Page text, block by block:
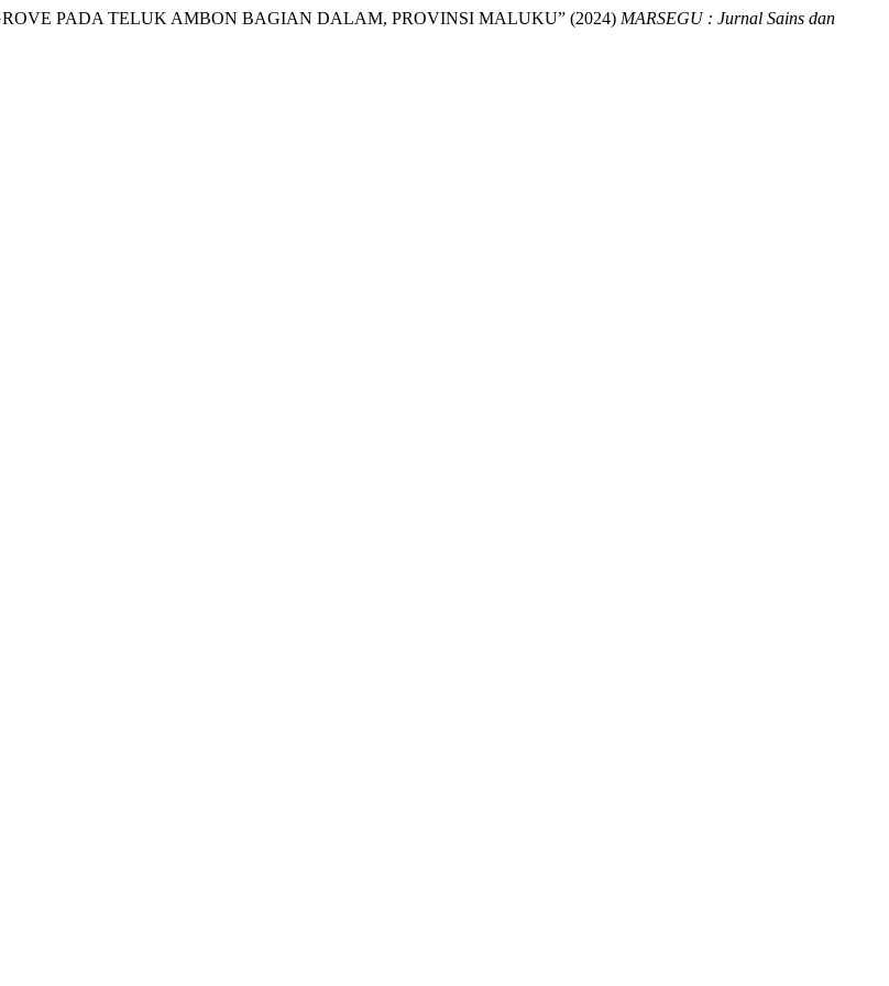
PADA TELUK AMBON BAGIAN DALAM, PROVINSI MALUKU” (2024) MARSEGU : Jurnal Sains dan